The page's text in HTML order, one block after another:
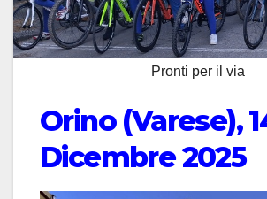
Pronti per il via
Orino (Varese),
Dicembre 2025